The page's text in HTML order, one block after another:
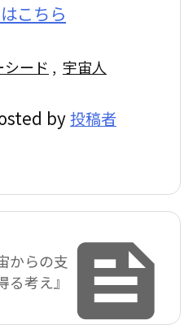
こちら
シード , 宇宙人
by投稿者

からの支
る考え』